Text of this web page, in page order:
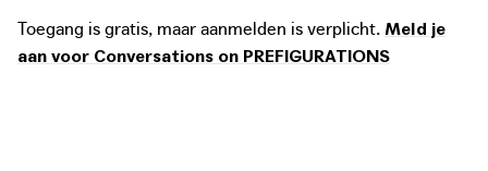
Toegang is gratis, maar aanmelden is verplicht. Meld je
aan voor Conversations on PREFIGURATIONS